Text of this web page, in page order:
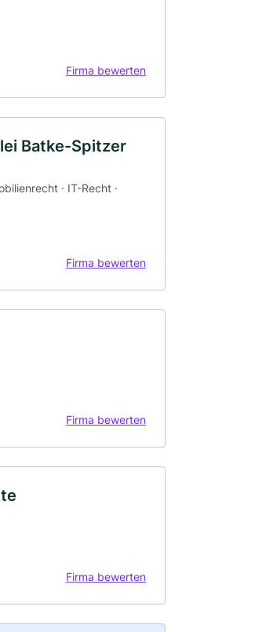
Firma bewerten
Batke-Spitzer
· IT-Recht ·
Firma bewerten
Firma bewerten
Firma bewerten